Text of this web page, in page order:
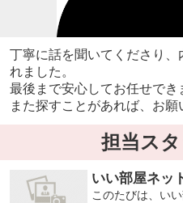
丁寧に話を聞いてくださり、
れました。
最後まで安心してお任せでき
また探すことがあれば、お願
担当ス
いい部屋ネ
このたびは、い